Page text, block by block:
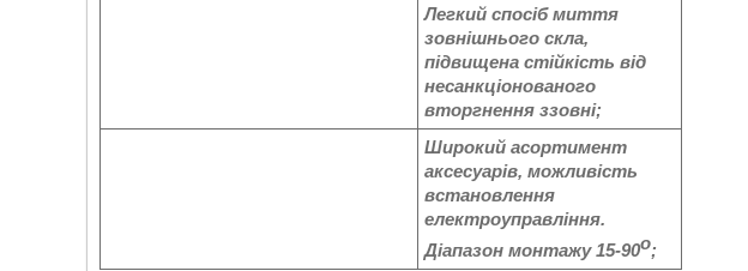
Легкий спосіб миття
зовнішнього скла,
підвищена стійкість від
несанкціонованого
вторгнення ззовні;
Широкий асортимент
аксесуарів, можливість
встановлення
електроуправління.
Діапазон монтажу 15-90о;